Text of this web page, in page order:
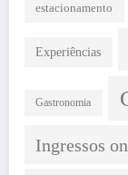
estacionamento
Experiências
Gastronomia
Ingressos